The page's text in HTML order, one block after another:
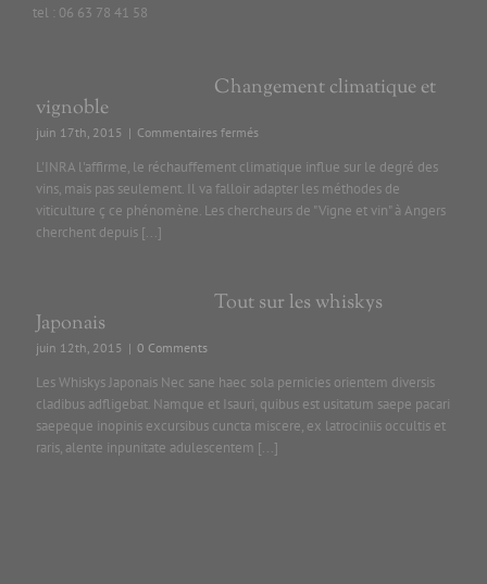
tel : 06 63 78 41 58
Changement climatique et
vignoble
juin 17th, 2015 | Commentaires fermés
climatique
et
vignoble
L'INRA l'affirme, le réchauffement climatique influe sur le degré des
vins, mais pas seulement. Il va falloir adapter les méthodes de
viticulture ç ce phénomène. Les chercheurs de "Vigne et vin" à Angers
cherchent depuis [...]
Tout sur les whiskys
Japonais
juin 12th, 2015 | 0 Comments
Les Whiskys Japonais Nec sane haec sola pernicies orientem diversis
cladibus adfligebat. Namque et Isauri, quibus est usitatum saepe pacari
saepeque inopinis excursibus cuncta miscere, ex latrociniis occultis et
raris, alente inpunitate adulescentem [...]